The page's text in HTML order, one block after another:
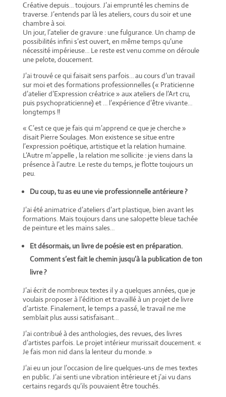
Créative depuis… toujours. J’ai emprunté les chemins de
traverse. J’entends par là les ateliers, cours du soir et une
chambre à soi.
Un jour, l’atelier de gravure : une fulgurance. Un champ de
possibilités infini s’est ouvert, en même temps qu’une
nécessité impérieuse… Le reste est venu comme on déroule
une pelote, doucement.
J’ai trouvé ce qui faisait sens parfois… au cours d’un travail
sur moi et des formations professionnelles (« Praticienne
d’atelier d’Expression créatrice » aux ateliers de l’Art cru,
puis psychopraticienne) et … l’expérience d’être vivante…
longtemps !!
« C’est ce que je fais qui m’apprend ce que je cherche »
disait Pierre Soulages. Mon existence se situe entre
l’expression poétique, artistique et la relation humaine.
L’Autre m’appelle , la relation me sollicite : je viens dans la
présence à l’autre. Le reste du temps, je flotte toujours un
peu.
Du coup, tu as eu une vie professionnelle antérieure ?
J’ai été animatrice d’ateliers d’art plastique, bien avant les
formations. Mais toujours dans une salopette bleue tachée
de peinture et les mains sales…
Et désormais, un livre de poésie est en préparation.
Comment s’est fait le chemin jusqu’à la publication de ton
livre ?
J’ai écrit de nombreux textes il y a quelques années, que je
voulais proposer à l’édition et travaillé à un projet de livre
d’artiste. Finalement, le temps a passé, le travail ne me
semblait plus aussi satisfaisant…
J’ai contribué à des anthologies, des revues, des livres
d’artistes parfois. Le projet intérieur murissait doucement. «
Je fais mon nid dans la lenteur du monde. »
J’ai eu un jour l’occasion de lire quelques-uns de mes textes
en public. J’ai senti une vibration intérieure et j’ai vu dans
certains regards qu’ils pouvaient être touchés.